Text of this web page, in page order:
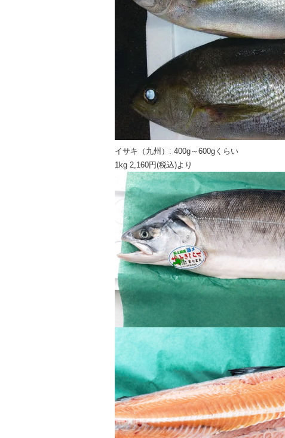
イサキ（九州）: 400g～600gくらい
1kg 2,160円(税込)より